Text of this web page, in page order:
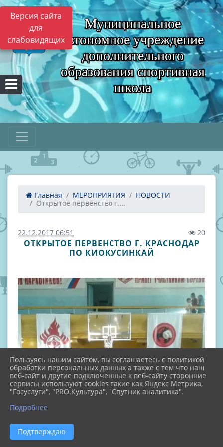
Версия сайта
для
слабовидящих
Муниципальное
автономное учреждение
дополнительного
образования спортивная
школа
Главная МЕРОПРИЯТИЯ
НОВОСТИ
Открытое первенство г....
22.12.2017 06:51 20
ОТКРЫТОЕ ПЕРВЕНСТВО Г. КРАСНОДАР
ПО КИОКУСИНКАЙ
Пользуясь нашим сайтом, вы соглашаетесь с политикой
обработки персональных данных а также с тем что наш
веб-сайт и другие подключенные к веб-сайту сторонние
сервисы используют cookies такие как Яндекс Метрика,
"Госуслуги", "PRO.Культура", "Спутник аналитика".
Подробнее
Подтверждаю